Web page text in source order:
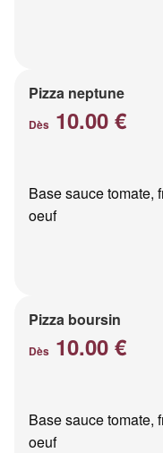
Pizza neptune
Dès 10.00 €
Base sauce tomate,
oeuf
Pizza boursin
Dès 10.00 €
Base sauce tomate,
oeuf